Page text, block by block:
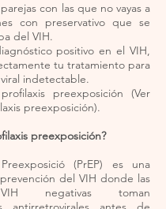
con las que no vayas a
con preservativo que se
del VIH.
positivo en el VIH,
tu tratamiento para
indetectable.
preexposición (Ver
preexposición).
preexposición?
(PrEP) es una
del VIH donde las
negativas toman